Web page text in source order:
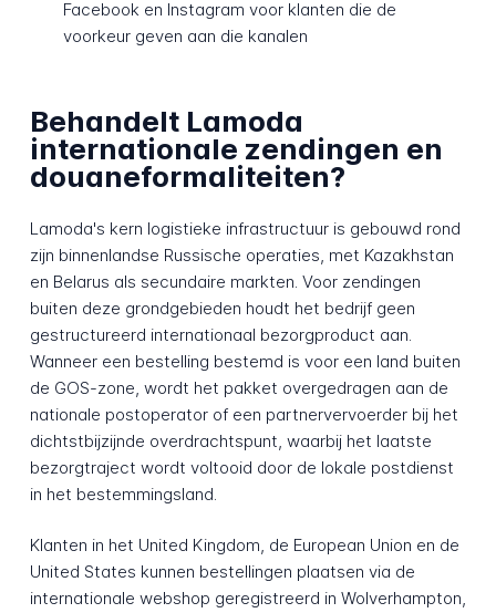
Facebook en Instagram voor klanten die de
voorkeur geven aan die kanalen
Behandelt Lamoda
internationale zendingen en
douaneformaliteiten?
Lamoda's kern logistieke infrastructuur is gebouwd rond
zijn binnenlandse Russische operaties, met Kazakhstan
en Belarus als secundaire markten. Voor zendingen
buiten deze grondgebieden houdt het bedrijf geen
gestructureerd internationaal bezorgproduct aan.
Wanneer een bestelling bestemd is voor een land buiten
de GOS-zone, wordt het pakket overgedragen aan de
nationale postoperator of een partnervervoerder bij het
dichtstbijzijnde overdrachtspunt, waarbij het laatste
bezorgtraject wordt voltooid door de lokale postdienst
in het bestemmingsland.
Klanten in het United Kingdom, de European Union en de
United States kunnen bestellingen plaatsen via de
internationale webshop geregistreerd in Wolverhampton,